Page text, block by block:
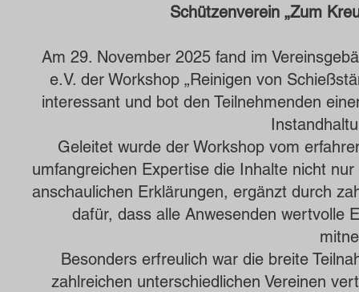
Schützenverein „Zum
Am 29. November 2025 fand im
e.V. der Workshop „Reinigen von
interessant und bot den Teilnehmenden
Geleitet wurde der Workshop vom
umfangreichen Expertise die Inhalte nicht
anschaulichen Erklärungen, ergänzt durch
dafür, dass alle Anwesenden wertvolle
Besonders erfreulich war die breite
zahlreichen unterschiedlichen Vereinen